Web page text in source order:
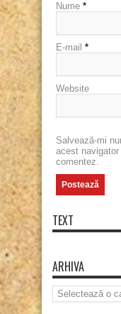
Nume *
E-mail *
Website
Salvează-mi
acest
comentez.
TEXT
ARHIVA
Arhiva